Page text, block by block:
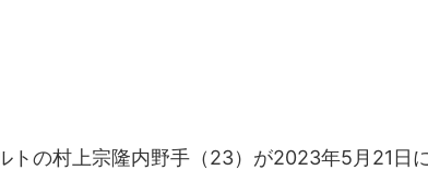
トの村上宗隆内野手（23）が2023年5月21日